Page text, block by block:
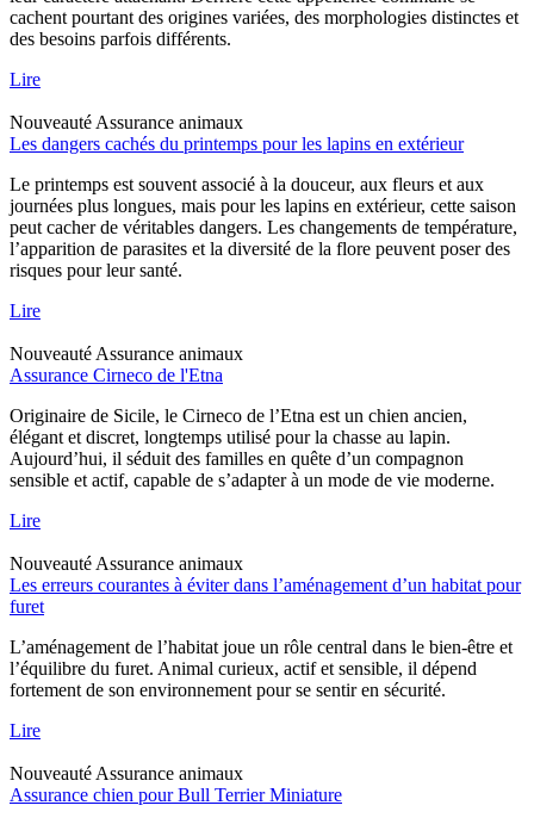
cachent pourtant des origines variées, des morphologies distinctes et
des besoins parfois différents.
Lire
Nouveauté Assurance animaux
Les dangers cachés du printemps pour les lapins en extérieur
Le printemps est souvent associé à la douceur, aux fleurs et aux
journées plus longues, mais pour les lapins en extérieur, cette saison
peut cacher de véritables dangers. Les changements de température,
l’apparition de parasites et la diversité de la flore peuvent poser des
risques pour leur santé.
Lire
Nouveauté Assurance animaux
Assurance Cirneco de l'Etna
Originaire de Sicile, le Cirneco de l’Etna est un chien ancien,
élégant et discret, longtemps utilisé pour la chasse au lapin.
Aujourd’hui, il séduit des familles en quête d’un compagnon
sensible et actif, capable de s’adapter à un mode de vie moderne.
Lire
Nouveauté Assurance animaux
Les erreurs courantes à éviter dans l’aménagement d’un habitat pour
furet
L’aménagement de l’habitat joue un rôle central dans le bien-être et
l’équilibre du furet. Animal curieux, actif et sensible, il dépend
fortement de son environnement pour se sentir en sécurité.
Lire
Nouveauté Assurance animaux
Assurance chien pour Bull Terrier Miniature